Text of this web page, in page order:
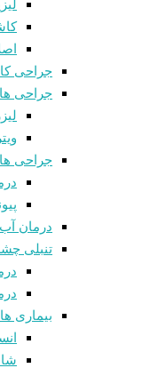
جراحی
جراحی
جراحی
درمان
تنبلی
بیماری